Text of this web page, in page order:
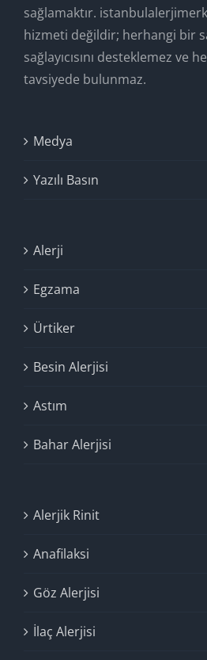
sağlamaktır.
hizmeti değildir; herhangi bir
sağlayıcısını desteklemez ve
tavsiyede bulunmaz.
Medya
Yazılı Basın
Alerji
Egzama
Ürtiker
Besin Alerjisi
Astım
Bahar Alerjisi
Alerjik Rinit
Anafilaksi
Göz Alerjisi
İlaç Alerjisi